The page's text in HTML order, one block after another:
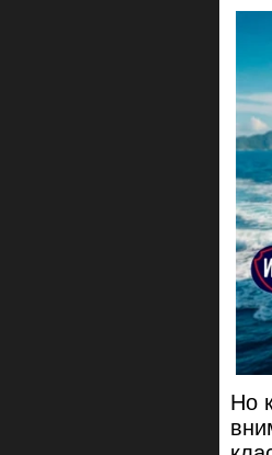
Но